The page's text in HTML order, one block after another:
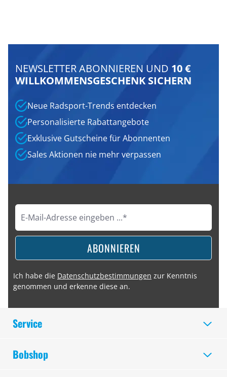
NEWSLETTER ABONNIEREN UND 10 €
WILLKOMMENSGESCHENK SICHERN
Neue Radsport-Trends entdecken
Personalisierte Rabattangebote
Exklusive Gutscheine für Abonnenten
Sales Aktionen nie mehr verpassen
ABONNIEREN
Ich habe die Datenschutzbestimmungen zur Kenntnis
genommen und erkenne diese an.
Service
Bobshop